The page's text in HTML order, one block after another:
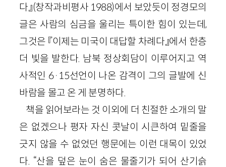
다』(창작과비평사 1988)에서 보았듯이 정경모의
글은 사람의 심금을 울리는 특이한 힘이 있는데,
그것은 『이제는 미국이 대답할 차례다』에서 한층
더 빛을 발한다. 남북 정상회담이 이루어지고 역
사적인 6·15선언이 나온 감격이 그의 글발에 신
바람을 몰고 온 게 분명하다.
책을 읽어보라는 것 이외에 더 친절한 소개의 말
은 없겠으나 평자 자신 콧날이 시큰하여 밑줄을
긋지 않을 수 없었던 행문에는 이런 대목이 있었
다. “산을 덮은 눈이 숨은 물줄기가 되어 산기슭